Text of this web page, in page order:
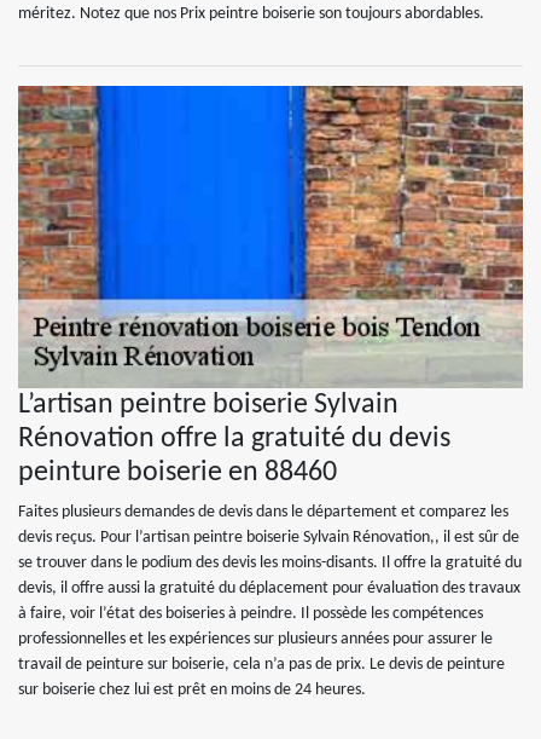
méritez. Notez que nos Prix peintre boiserie son toujours abordables.
L’artisan peintre boiserie Sylvain
Rénovation offre la gratuité du devis
peinture boiserie en 88460
Faites plusieurs demandes de devis dans le département et comparez les
devis reçus. Pour l’artisan peintre boiserie Sylvain Rénovation,, il est sûr de
se trouver dans le podium des devis les moins-disants. Il offre la gratuité du
devis, il offre aussi la gratuité du déplacement pour évaluation des travaux
à faire, voir l’état des boiseries à peindre. Il possède les compétences
professionnelles et les expériences sur plusieurs années pour assurer le
travail de peinture sur boiserie, cela n’a pas de prix. Le devis de peinture
sur boiserie chez lui est prêt en moins de 24 heures.